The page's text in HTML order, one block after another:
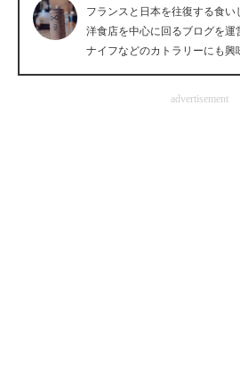
ビジネスと働き方のヒント
AI活用のいまが分かる
フランスと日本を往復する食
洋食店を中心に回るブログを
ナイフなどのカトラリーにも興
advertisement